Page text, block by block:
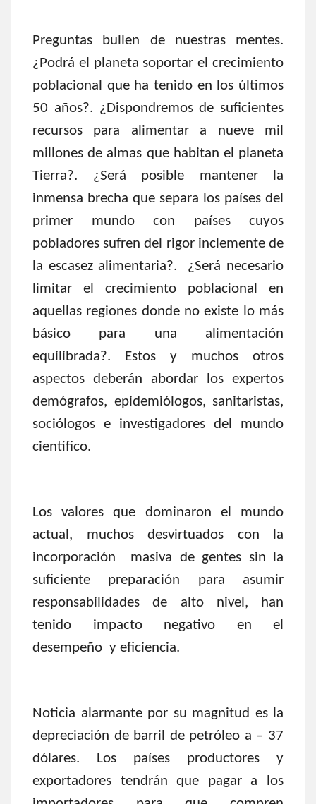
Preguntas bullen de nuestras mentes.
¿Podrá el planeta soportar el crecimiento
poblacional que ha tenido en los últimos
50 años?. ¿Dispondremos de suficientes
recursos para alimentar a nueve mil
millones de almas que habitan el planeta
Tierra?. ¿Será posible mantener la
inmensa brecha que separa los países del
primer mundo con países cuyos
pobladores sufren del rigor inclemente de
la escasez alimentaria?. ¿Será necesario
limitar el crecimiento poblacional en
aquellas regiones donde no existe lo más
básico para una alimentación
equilibrada?. Estos y muchos otros
aspectos deberán abordar los expertos
demógrafos, epidemiólogos, sanitaristas,
sociólogos e investigadores del mundo
científico.
Los valores que dominaron el mundo
actual, muchos desvirtuados con la
incorporación masiva de gentes sin la
suficiente preparación para asumir
responsabilidades de alto nivel, han
tenido impacto negativo en el
desempeño y eficiencia.
Noticia alarmante por su magnitud es la
depreciación de barril de petróleo a – 37
dólares. Los países productores y
exportadores tendrán que pagar a los